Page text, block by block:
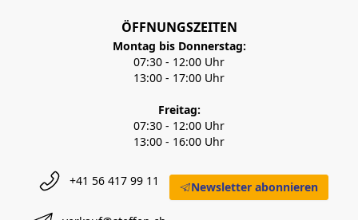
ÖFFNUNGSZEITEN
Montag bis Donnerstag:
07:30 - 12:00 Uhr
13:00 - 17:00 Uhr
Freitag:
07:30 - 12:00 Uhr
13:00 - 16:00 Uhr
+41 56 417 99 11 Newsletter abonnieren